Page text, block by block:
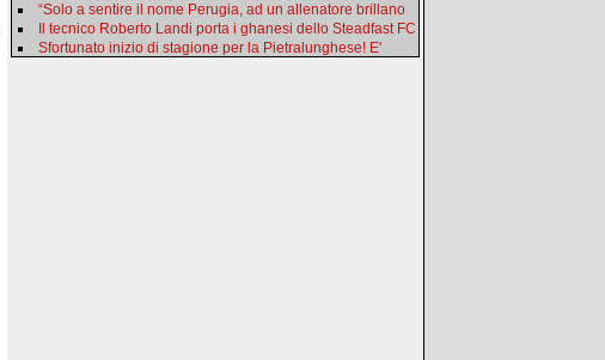
“Solo a sentire il nome Perugia, ad un allenatore brillano
Il tecnico Roberto Landi porta i ghanesi dello Steadfast FC
Sfortunato inizio di stagione per la Pietralunghese! E'